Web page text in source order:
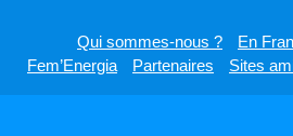
Qui sommes-nous ? En
Fem’Energia
Partenaires Sites